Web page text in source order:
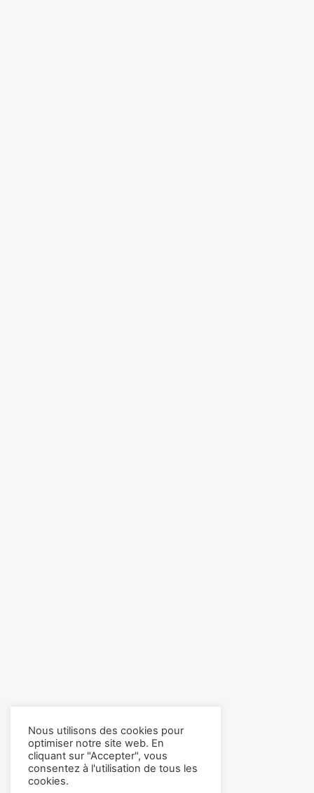
Nous utilisons des cookies pour
optimiser notre site web. En
cliquant sur "Accepter", vous
consentez à l'utilisation de tous les
cookies.